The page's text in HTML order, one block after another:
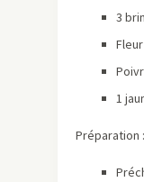
3
1
Préparation :